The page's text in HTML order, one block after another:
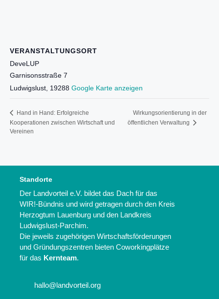
VERANSTALTUNGSORT
DeveLUP
Garnisonsstraße 7
Ludwigslust 19288 Google Karte anzeigen
Hand in Hand: Erfolgreiche
Kooperationen zwischen Wirtschaft und
Vereinen
Wirkungsorientierung in der
öffentlichen Verwaltung
Standorte
Der Landvorteil e.V. bildet das Dach für das
WIR!-Bündnis und wird getragen durch den Kreis
Herzogtum Lauenburg und den Landkreis
Ludwigslust-Parchim.
Die jeweils zugehörigen Wirtschaftsförderungen
und Gründungszentren bieten Coworkingplätze
für das Kernteam.
hallo@landvorteil.org